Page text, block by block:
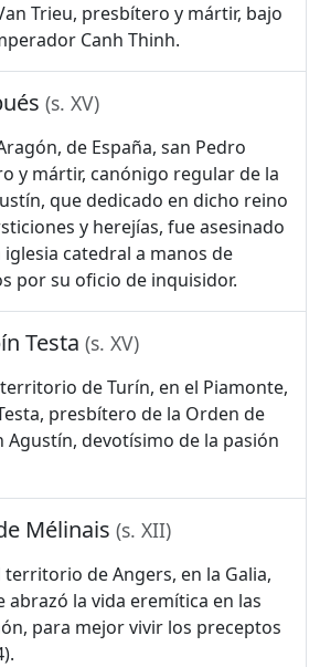
Trieu, presbítero y mártir, bajo
Canh Thinh.
(s. XV)
de España, san Pedro
y mártir, canónigo regular de la
que dedicado en dicho reino
y herejías, fue asesinado
catedral a manos de
por su oficio de inquisidor.
Testa (s. XV)
de Turín, en el Piamonte,
presbítero de la Orden de
Agustín, devotísimo de la pasión
Mélinais (s. XII)
territorio de Angers, en la Galia,
abrazó la vida eremítica en las
para mejor vivir los preceptos